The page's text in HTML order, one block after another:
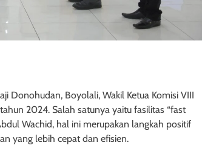
Donohudan, Boyolali, Wakil Ketua Komisi VIII
2024. Salah satunya yaitu fasilitas “fast
Wachid, hal ini merupakan langkah positif
yang lebih cepat dan efisien.